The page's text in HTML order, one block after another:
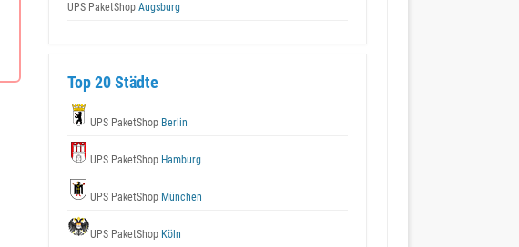
UPS PaketShop Augsburg
Top 20 Städte
UPS PaketShop Berlin
UPS PaketShop Hamburg
UPS PaketShop München
UPS PaketShop Köln